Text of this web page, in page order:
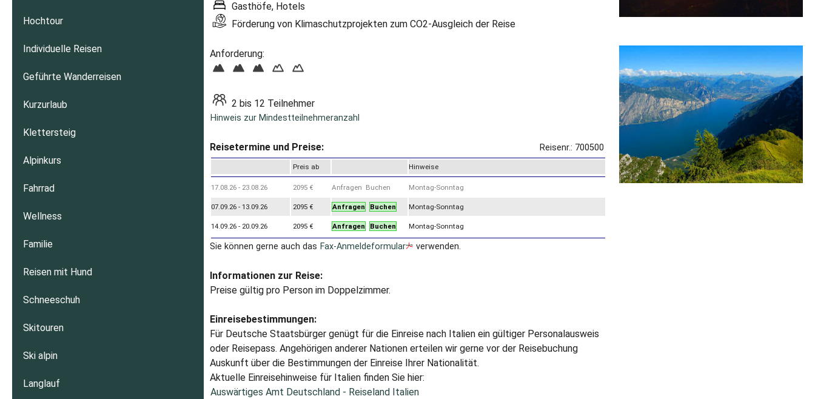
Gasthöfe, Hotels
Förderung von Klimaschutzprojekten zum CO2-Ausgleich der Reise
Anforderung:
2 bis 12 Teilnehmer
Hinweis zur Mindestteilnehmeranzahl
Reisetermine und Preise: Reisenr.: 700500
Preis ab Hinweise
17.08.26 - 23.08.26 2095 € Anfragen Buchen Montag-Sonntag
07.09.26 - 13.09.26 2095 € Anfragen Buchen Montag-Sonntag
14.09.26 - 20.09.26 2095 € Anfragen Buchen Montag-Sonntag
Sie können gerne auch das Fax-Anmeldeformular verwenden.
Informationen zur Reise:
Preise gültig pro Person im Doppelzimmer.
Einreisebestimmungen:
Für Deutsche Staatsbürger genügt für die Einreise nach Italien ein gültiger Personalausweis
oder Reisepass. Angehörigen anderer Nationen erteilen wir gerne vor der Reisebuchung
Auskunft über die Bestimmungen der Einreise Ihrer Nationalität.
Aktuelle Einreisehinweise für Italien finden Sie hier:
Auswärtiges Amt Deutschland - Reiseland Italien
Hochtour
Individuelle Reisen
Geführte Wanderreisen
Kurzurlaub
Klettersteig
Alpinkurs
Fahrrad
Wellness
Familie
Reisen mit Hund
Schneeschuh
Skitouren
Ski alpin
Langlauf